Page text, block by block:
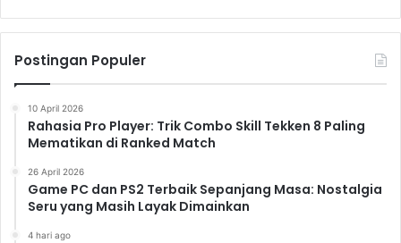
Kisah mereka menginspirasi para pejuang kebebasan
di seluruh dunia dan memperkuat semangat
perlawanan melawan fasisme. Keberhasilan mereka
dalam misi-misi bersama menjadi simbol harapan di
tengah keputusasaan Perang Dunia II.
Pesan Universal tentang
Persatuan dan Keadilan
Kisah kolaborasi ini juga menyoroti pentingnya kerja
sama internasional dalam menghadapi ancaman
Postingan Populer
10 April 2026
Rahasia Pro Player: Trik Combo Skill Tekken 8 Paling
Mematikan di Ranked Match
26 April 2026
Game PC dan PS2 Terbaik Sepanjang Masa: Nostalgia
Seru yang Masih Layak Dimainkan
4 hari ago